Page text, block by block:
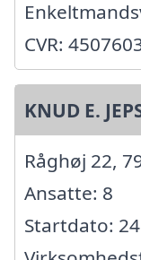
CVR:
KNUD E.
Råghøj 22,
Ansatte: 8
Startdato: